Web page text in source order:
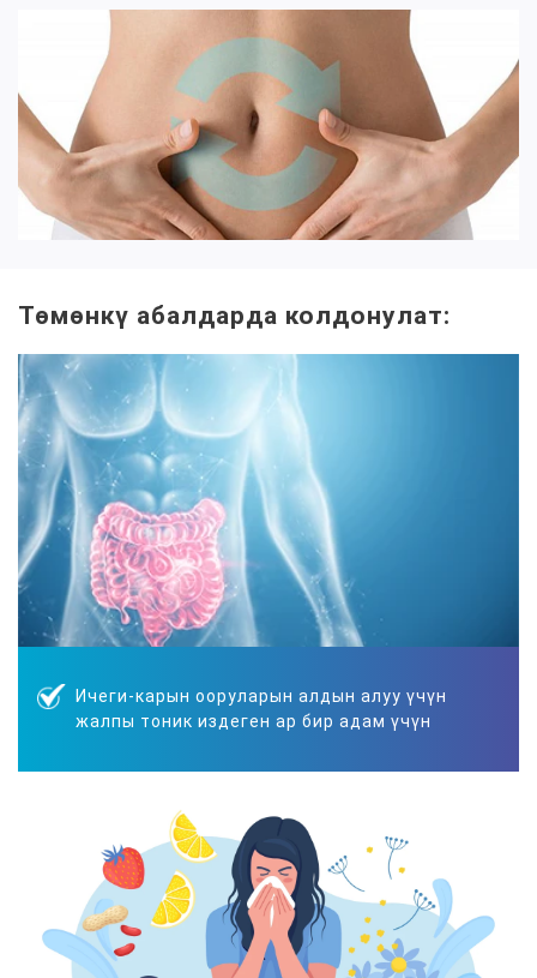
Төмөнкү абалдарда колдонулат:
Ичеги-карын ооруларын алдын алуу үчүн
жалпы тоник издеген ар бир адам үчүн